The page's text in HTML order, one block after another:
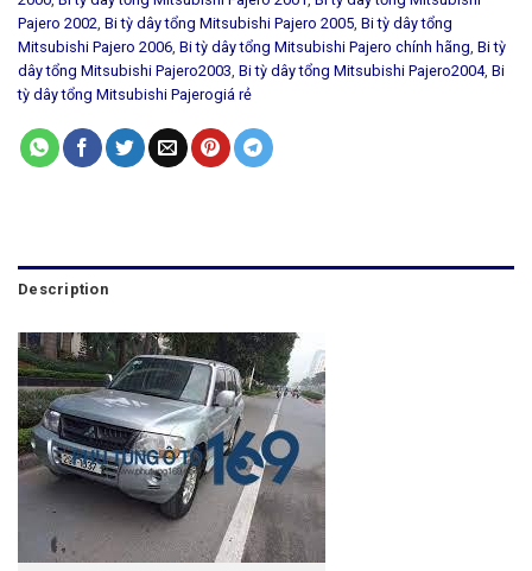
Pajero 2002, Bi tỳ dây tổng Mitsubishi Pajero 2005, Bi tỳ dây tổng
Mitsubishi Pajero 2006, Bi tỳ dây tổng Mitsubishi Pajero chính hãng, Bi tỳ
dây tổng Mitsubishi Pajero2003, Bi tỳ dây tổng Mitsubishi Pajero2004, Bi
tỳ dây tổng Mitsubishi Pajerogiá rẻ
Description